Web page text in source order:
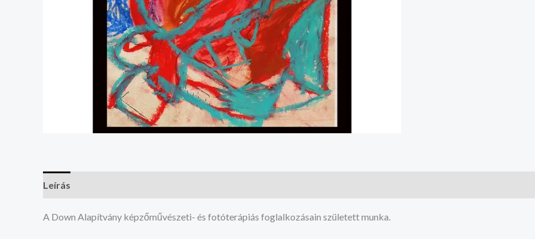
Leírás
A Down Alapítvány képzőművészeti- és fotóterápiás foglalkozásain született munka.